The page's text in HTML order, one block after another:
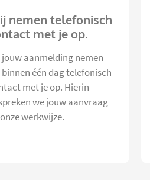
nemen telefonisch
met je op.
jouw aanmelding nemen
één dag telefonisch
met je op. Hierin
we jouw aanvraag
werkwijze.